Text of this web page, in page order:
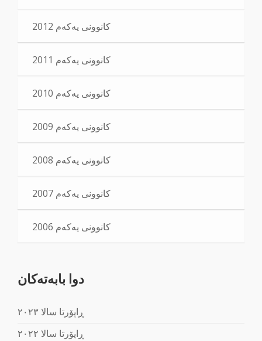
کانوونی یەکەم 2012
کانوونی یەکەم 2011
کانوونی یەکەم 2010
کانوونی یەکەم 2009
کانوونی یەکەم 2008
کانوونی یەکەم 2007
کانوونی یەکەم 2006
دوا بابه‌ته‌کان
ڕاپۆرتا سالا ٢٠٢٣
ڕاپۆرتا سالا ٢٠٢٢